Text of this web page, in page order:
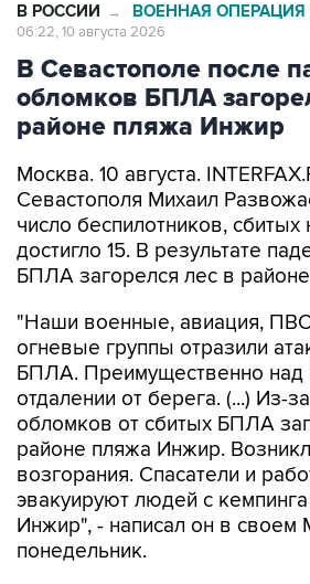
В РОССИИ → ВОЕННАЯ ОПЕРАЦИЯ
06:22, 10 августа 2026
В Севастополе после
обломков БПЛА
районе пляжа Инжир
Москва. 10 августа.
Севастополя Михаил
число беспилотников,
достигло 15. В результате
БПЛА загорелся лес в
"Наши военные, авиация,
огневые группы отразили
БПЛА. Преимущественно над
отдалении от берега. (...) Из-
обломков от сбитых БПЛА
районе пляжа Инжир.
возгорания. Спасатели и
эвакуируют людей с
Инжир", - написал он в своем
понедельник.